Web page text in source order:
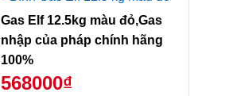
Gas Elf 12.5kg màu đỏ,Gas
nhập của pháp chính hãng
100%
568000₫